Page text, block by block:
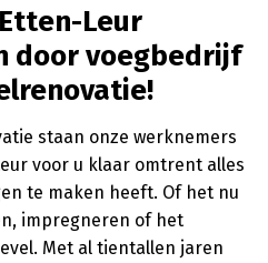
Leur
door voegbedrijf
staan onze werknemers
voor u klaar omtrent alles
te maken heeft. Of het nu
impregneren of het
Met al tientallen jaren